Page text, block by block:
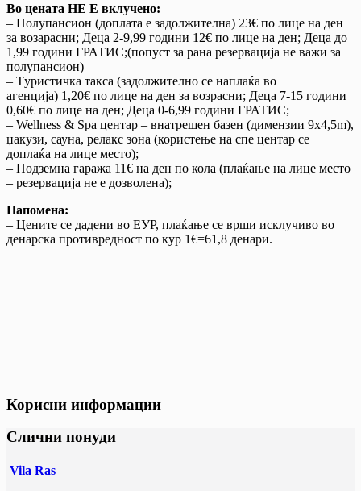
Во цената НЕ Е вклучено:
– Полупансион (доплата е задолжителна) 23€ по лице на ден
за возарасни; Деца 2-9,99 години 12€ по лице на ден; Деца до
1,99 години ГРАТИС;(попуст за рана резервација не важи за
полупансион)
– Tуристичка такса (задолжително се наплаќа во
агенција) 1,20€ по лице на ден за возрасни; Деца 7-15 години
0,60€ по лице на ден; Деца 0-6,99 години ГРАТИС;
– Wellness & Spa центар – внатрешен базен (димензии 9х4,5m),
џакузи, сауна, релакс зона (користење на спе центар се
доплаќа на лице место);
– Подземна гаража 11€ на ден по кола (плаќање на лице место
– резервација не е дозволена);
Напомена:
– Цените се дадени во ЕУР, плаќање се врши исклучиво во
денарска противредност по кур 1€=61,8 денари.
Корисни информации
Слични понуди
Vila Ras